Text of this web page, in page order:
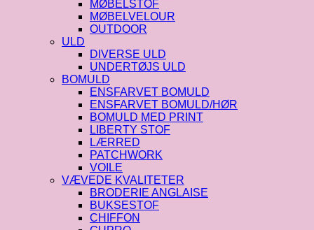
MØBELSTOF
MØBELVELOUR
OUTDOOR
ULD
DIVERSE ULD
UNDERTØJS ULD
BOMULD
ENSFARVET BOMULD
ENSFARVET BOMULD/HØR
BOMULD MED PRINT
LIBERTY STOF
LÆRRED
PATCHWORK
VOILE
VÆVEDE KVALITETER
BRODERIE ANGLAISE
BUKSESTOF
CHIFFON